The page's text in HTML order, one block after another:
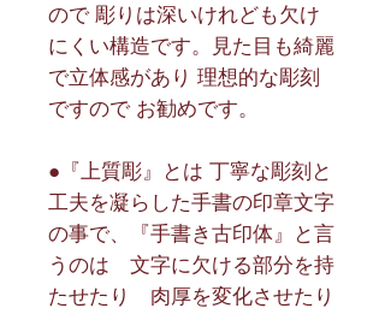
ので 彫りは深いけれども欠け
にくい構造です。見た目も綺麗
で立体感があり 理想的な彫刻
ですので お勧めです。
●『上質彫』とは 丁寧な彫刻と
工夫を凝らした手書の印章文字
の事で、『手書き古印体』と言
うのは　文字に欠ける部分を持
たせたり　肉厚を変化させたり